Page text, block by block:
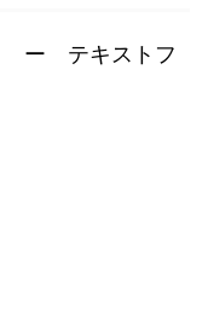
ー テキストフ